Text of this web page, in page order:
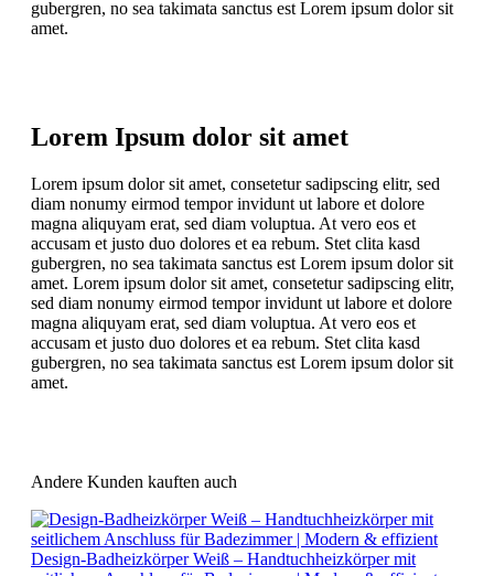
gubergren, no sea takimata sanctus est Lorem ipsum dolor sit
amet.
Lorem Ipsum dolor sit amet
Lorem ipsum dolor sit amet, consetetur sadipscing elitr, sed
diam nonumy eirmod tempor invidunt ut labore et dolore
magna aliquyam erat, sed diam voluptua. At vero eos et
accusam et justo duo dolores et ea rebum. Stet clita kasd
gubergren, no sea takimata sanctus est Lorem ipsum dolor sit
amet. Lorem ipsum dolor sit amet, consetetur sadipscing elitr,
sed diam nonumy eirmod tempor invidunt ut labore et dolore
magna aliquyam erat, sed diam voluptua. At vero eos et
accusam et justo duo dolores et ea rebum. Stet clita kasd
gubergren, no sea takimata sanctus est Lorem ipsum dolor sit
amet.
Andere Kunden kauften auch
Design-Badheizkörper Weiß – Handtuchheizkörper mit